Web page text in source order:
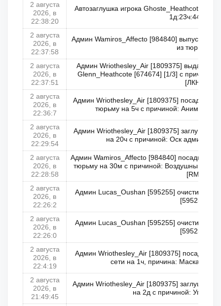
2 августа
2026, в
22:38:20
Автозаглушка игрока Ghoste_Heathcote
1д:23ч:44м:36с
2 августа
2026, в
22:37:58
Админ Wamiros_Affecto [984840] выпустил
из тюрьмы
2 августа
2026, в
22:37:51
Админ Wriothesley_Air [1809375] выдал
Glenn_Heathcote [674674] [1/3] с
[ЛКН]
2 августа
2026, в
22:36:7
Админ Wriothesley_Air [1809375] посадил
тюрьму на 5ч с причиной: Анимация
2 августа
2026, в
22:29:54
Админ Wriothesley_Air [1809375] заглушил
на 20ч с причиной: Оск
2 августа
2026, в
22:28:58
Админ Wamiros_Affecto [984840] посадил
тюрьму на 30м с причиной: Воздушный
[RM]
2 августа
2026, в
22:26:2
Админ Lucas_Oushan [595255] очистил
[595255]
2 августа
2026, в
22:26:0
Админ Lucas_Oushan [595255] очистил
[595255]
2 августа
2026, в
22:4:19
Админ Wriothesley_Air [1809375] посадил
сети на 1ч, причина: Маска на
2 августа
2026, в
21:49:45
Админ Wriothesley_Air [1809375] заглушил
на 2д с причиной: